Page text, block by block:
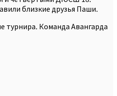
близкие друзья Паши.
турнира. Команда Авангарда